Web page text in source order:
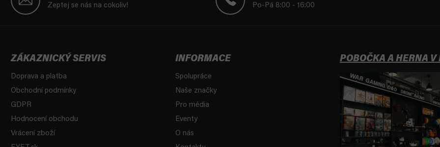
Zeptej se nás na cokoliv! Po-Pá 8:00 - 16:00
ZÁKAZNICKÝ SERVIS
Doprava a platba
Obchodní podmínky
GDPR
Hodnocení obchodu
Vrácení zboží
INFORMACE
Spolupráce
Naše značky
Pro média
Eventy
O nás
POBOČKA A HERNA V